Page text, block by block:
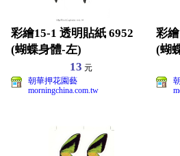
彩繪15-1 透明貼紙 6952
(蝴蝶身體-左)
13 元
朝華押花園藝
morningchina.com.tw
彩
(蝴